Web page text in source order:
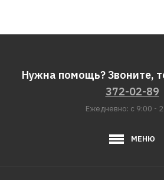
Нужна помощь? Звоните,
372-02-89
Ежедневно: с 9:00 -
МЕНЮ